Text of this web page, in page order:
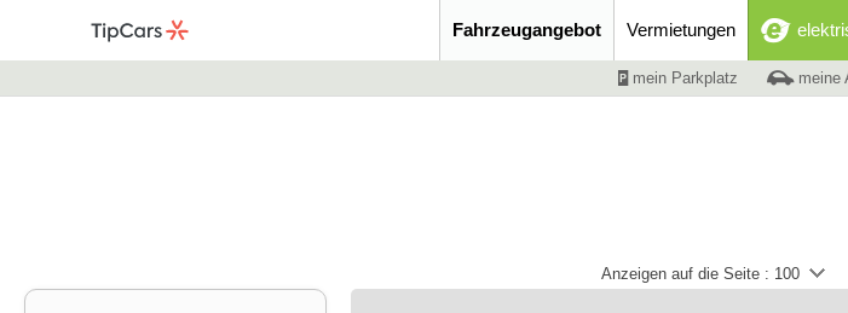
Fahrzeugangebot Vermietungen
mein Parkplatz meine
Anzeigen auf die Seite : 100